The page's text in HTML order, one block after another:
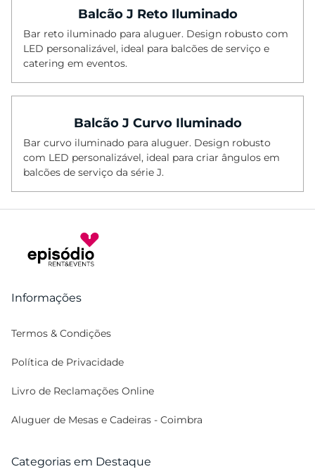
Utilitários
Stand | Feiras
Balcão J Reto Iluminado
Bar reto iluminado para aluguer. Design robusto com
LED personalizável, ideal para balcões de serviço e
catering em eventos.
Balcão J Curvo Iluminado
Bar curvo iluminado para aluguer. Design robusto
com LED personalizável, ideal para criar ângulos em
balcões de serviço da série J.
Informações
Termos & Condições
Política de Privacidade
Livro de Reclamações Online
Aluguer de Mesas e Cadeiras - Coimbra
Categorias em Destaque